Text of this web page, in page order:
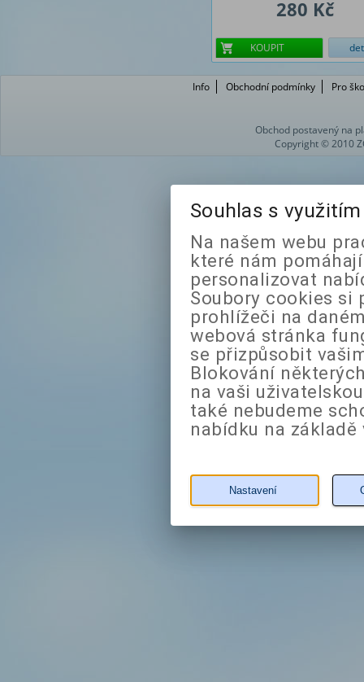
280 Kč
KOUPIT
Info Obchodní podmínky Pro
Obchod postavený na
Copyright © 2010
Souhlas s
Na našem webu
které nám
personalizovat
Soubory cookies si
prohlížeči na
webová stránka
se přizpůsobit
Blokování
na vaši
také nebudeme
nabídku na
Nastavení